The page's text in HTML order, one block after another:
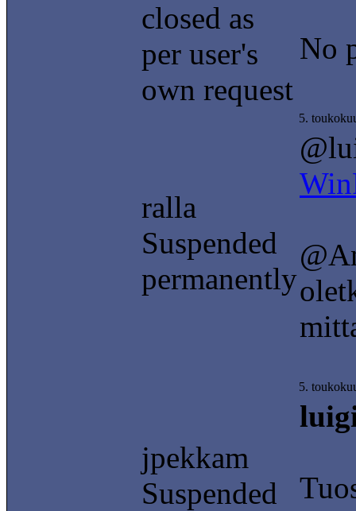
closed as
per user's
own request
No
ralla
Suspended
permanently
5.
jpekkam
Suspended
5.